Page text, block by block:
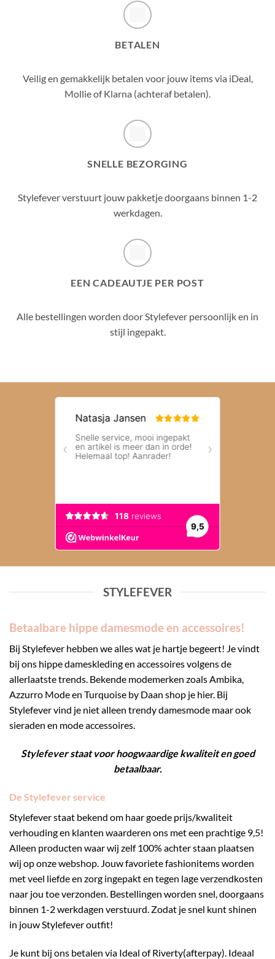
BETALEN
Veilig en gemakkelijk betalen voor jouw items via iDeal,
Mollie of Klarna (achteraf betalen).
SNELLE BEZORGING
Stylefever verstuurt jouw pakketje doorgaans binnen 1-2
werkdagen.
EEN CADEAUTJE PER POST
Alle bestellingen worden door Stylefever persoonlijk en in
stijl ingepakt.
STYLEFEVER
Betaalbare hippe damesmode en accessoires!
Bij Stylefever hebben we alles wat je hartje begeert! Je vindt
bij ons hippe dameskleding en accessoires volgens de
allerlaatste trends. Bekende modemerken zoals Ambika,
Azzurro Mode en Turquoise by Daan shop je hier. Bij
Stylefever vind je niet alleen trendy damesmode maar ook
sieraden en mode accessoires.
Stylefever staat voor hoogwaardige kwaliteit en goed
betaalbaar.
De Stylefever service
Stylefever staat bekend om haar goede prijs/kwaliteit
verhouding en klanten waarderen ons met een prachtige 9,5!
Alleen producten waar wij zelf 100% achter staan plaatsen
wij op onze webshop. Jouw favoriete fashionitems worden
met veel liefde en zorg ingepakt en tegen lage verzendkosten
naar jou toe verzonden. Bestellingen worden snel, doorgaans
binnen 1-2 werkdagen verstuurd. Zodat je snel kunt shinen
in jouw Stylefever outfit!
Je kunt bij ons betalen via Ideal of Riverty(afterpay). Ideaal